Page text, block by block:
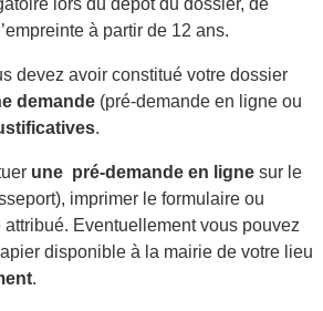
lors du dépôt du dossier, de
à partir de 12 ans.
devez avoir constitué votre dossier
demande (pré-demande en ligne ou
.
une pré-demande en ligne sur le
imprimer le formulaire ou
attribué. Eventuellement vous pouvez
disponible à la mairie de votre lieu
.